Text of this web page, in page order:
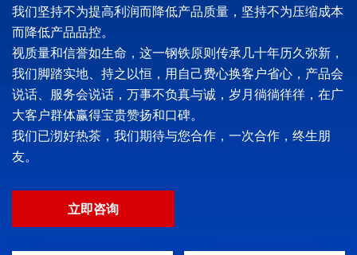
我们坚持不为提高利润而降低产品质量，坚持不为压缩成本
而降低产品品控。
视质量和信誉如生命，这一钢铁原则传承几十年历久弥新，
我们脚踏实地、持之以恒，用自己费心换客户省心，产品会
说话、服务会说话，万事不负真与诚，岁月徜徜徉徉，在广
大客户群体赢得宝贵赞扬和口碑。
我们已沏好热茶，我们期待与您合作，一次合作，终生朋
友。
立即咨询